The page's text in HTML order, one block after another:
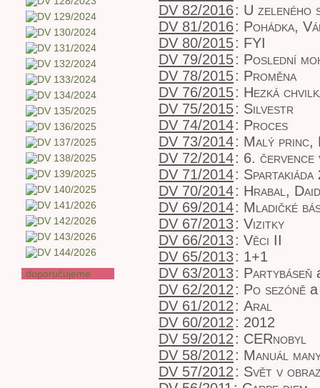
doporučujeme
DV 82/2016: U zeleného
DV 81/2016: Pohádka,
DV 80/2015: FYI
DV 79/2015: Poslední
DV 78/2015: Proměna
DV 76/2015: Hezká
DV 75/2015: Silvestr
DV 74/2014: Proces
DV 73/2014: Malý princ,
DV 72/2014: 6. července
DV 71/2014: Spartakiáda
DV 70/2014: Hrabal,
DV 69/2014: Mladičké
DV 67/2013: Vizitky
DV 66/2013: Věci II
DV 65/2013: 1+1
DV 63/2013: Partybáseň
DV 62/2012: Po sezóně
DV 61/2012: Aral
DV 60/2012: 2012
DV 59/2012: CERnobyl
DV 58/2012: Manuál
DV 57/2012: Svět v